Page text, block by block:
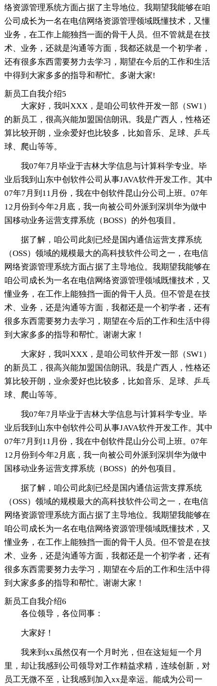
络资源管理系统方面占据了主导地位。我期望我能够在咱
公司成长为一名在电信网络资源管理领域既懂技术，又懂
业务，在工作上能独挡一面的骨干人员。但不管就是在技
术、业务，还就是沟通等方面，我都还就是一个初学者，
还有很多东西需要努力去学习，期望在今后的工作和生活
中得到大家多多的指导和帮忙。多谢大家!
新员工自我介绍5
大家好，我叫XXX，是咱公司软件开发一部（SW1）
的新员工，很高兴能加盟国信朗讯。我是广西人，性格还
算比较开朗，业余爱好也比较多，比如音乐、足球、乒乓
球、爬山等等。
我07年7月毕业于吉林大学信息与计算科学专业。毕
业后我到山东中创软件公司从事JAVA软件开发工作。其中
07年7月到11月份，我在中创软件昆山分公司上班。07年
12月份到今年2月底，我一向被公司外派到深圳华为做中
国移动业务运营支撑系统（BOSS）的外包项目。
据了解，咱公司此刻已经是国内通信运营支撑系统
（OSS）领域的规模最大的高科技软件公司之一，在电信
网络资源管理系统方面占据了主导地位。我期望我能够在
咱公司成长为一名在电信网络资源管理领域既懂技术，又
懂业务，在工作上能独挡一面的骨干人员。但不管是在技
术、业务，还是沟通等方面，我都还是一个初学者，还有
很多东西需要努力去学习，期望在今后的工作和生活中得
到大家多多的指导和帮忙。谢谢大家！
大家好，我叫XXX，是咱公司软件开发一部（SW1）
的新员工，很高兴能加盟国信朗讯。我是广西人，性格还
算比较开朗，业余爱好也比较多，比如音乐、足球、乒乓
球、爬山等等。
我07年7月毕业于吉林大学信息与计算科学专业。毕
业后我到山东中创软件公司从事JAVA软件开发工作。其中
07年7月到11月份，我在中创软件昆山分公司上班。07年
12月份到今年2月底，我一向被公司外派到深圳华为做中
国移动业务运营支撑系统（BOSS）的外包项目。
据了解，咱公司此刻已经是国内通信运营支撑系统
（OSS）领域的规模最大的高科技软件公司之一，在电信
网络资源管理系统方面占据了主导地位。我期望我能够在
咱公司成长为一名在电信网络资源管理领域既懂技术，又
懂业务，在工作上能独挡一面的骨干人员。但不管是在技
术、业务，还是沟通等方面，我都还是一个初学者，还有
很多东西需要努力去学习，期望在今后的工作和生活中得
到大家多多的指导和帮忙。谢谢大家！
新员工自我介绍6
各位领导，各位同事：
大家好！
我来到xx虽然仅有一个月时光，但在这短短一个月
里，却让我感到公司领导对工作精益求精，连续创新，对
员工无微不至，让我感到加入xx是幸运。能成为公司一